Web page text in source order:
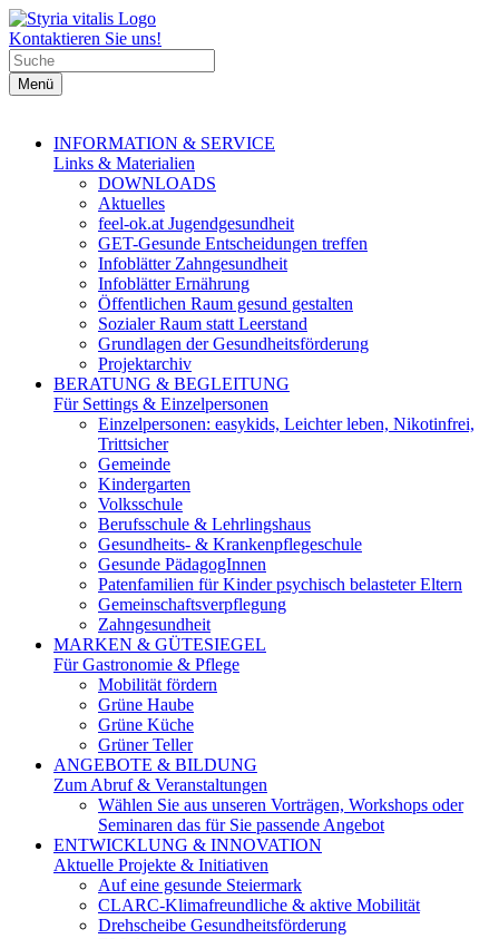
Kontaktieren Sie uns!
Menü
INFORMATION & SERVICE
Links & Materialien
DOWNLOADS
Aktuelles
feel-ok.at Jugendgesundheit
GET-Gesunde Entscheidungen treffen
Infoblätter Zahngesundheit
Infoblätter Ernährung
Öffentlichen Raum gesund gestalten
Sozialer Raum statt Leerstand
Grundlagen der Gesundheitsförderung
Projektarchiv
BERATUNG & BEGLEITUNG
Für Settings & Einzelpersonen
Einzelpersonen: easykids, Leichter leben, Nikotinfrei,
Trittsicher
Gemeinde
Kindergarten
Volksschule
Berufsschule & Lehrlingshaus
Gesundheits- & Krankenpflegeschule
Gesunde PädagogInnen
Patenfamilien für Kinder psychisch belasteter Eltern
Gemeinschaftsverpflegung
Zahngesundheit
MARKEN & GÜTESIEGEL
Für Gastronomie & Pflege
Mobilität fördern
Grüne Haube
Grüne Küche
Grüner Teller
ANGEBOTE & BILDUNG
Zum Abruf & Veranstaltungen
Wählen Sie aus unseren Vorträgen, Workshops oder
Seminaren das für Sie passende Angebot
ENTWICKLUNG & INNOVATION
Aktuelle Projekte & Initiativen
Auf eine gesunde Steiermark
CLARC-Klimafreundliche & aktive Mobilität
Drehscheibe Gesundheitsförderung